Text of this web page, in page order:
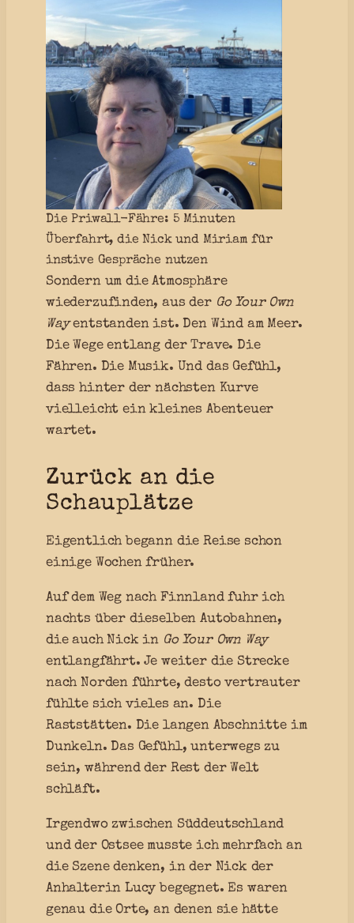
Die Priwall-Fähre: 5 Minuten
Überfahrt, die Nick und Miriam für
instive Gespräche nutzen
Sondern um die Atmosphäre
wiederzufinden, aus der Go Your Own
Wayentstanden ist. Den Wind am Meer.
Die Wege entlang der Trave. Die
Fähren. Die Musik. Und das Gefühl,
dass hinter der nächsten Kurve
vielleicht ein kleines Abenteuer
wartet.
Zurück an die
Schauplätze
Eigentlich begann die Reise schon
einige Wochen früher.
Auf dem Weg nach Finnland fuhr ich
nachts über dieselben Autobahnen,
die auch Nick in Go Your Own Way
entlangfährt. Je weiter die Strecke
nach Norden führte, desto vertrauter
fühlte sich vieles an. Die
Raststätten. Die langen Abschnitte im
Dunkeln. Das Gefühl, unterwegs zu
sein, während der Rest der Welt
schläft.
Irgendwo zwischen Süddeutschland
und der Ostsee musste ich mehrfach an
die Szene denken, in der Nick der
Anhalterin Lucy begegnet. Es waren
genau die Orte, an denen sie hätte